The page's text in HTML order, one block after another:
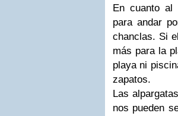
En cuanto al
para andar
chanclas. Si
más para la
playa ni
zapatos.
Las
nos pueden